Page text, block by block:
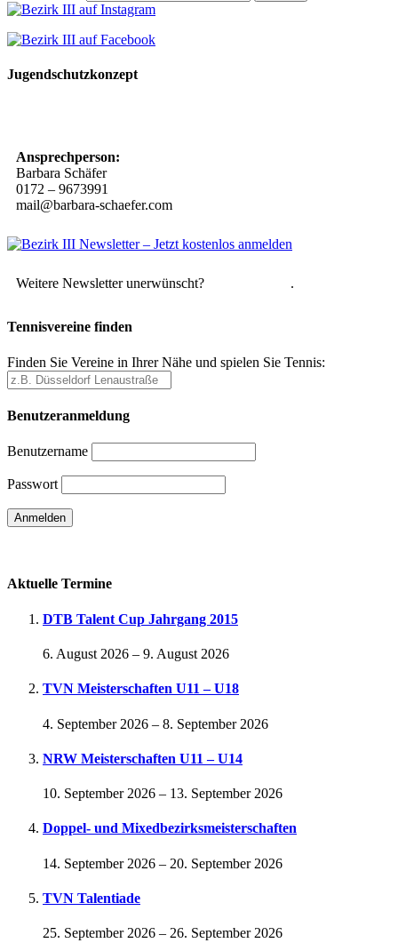
Jugendschutzkonzept
Ansprechperson:
Barbara Schäfer
0172 – 9673991
mail@barbara-schaefer.com
Weitere Newsletter unerwünscht? .
Tennisvereine finden
Finden Sie Vereine in Ihrer Nähe und spielen Sie Tennis:
Benutzeranmeldung
Benutzername
Passwort
Aktuelle Termine
DTB Talent Cup Jahrgang 2015
6. August 2026 – 9. August 2026
TVN Meisterschaften U11 – U18
4. September 2026 – 8. September 2026
NRW Meisterschaften U11 – U14
10. September 2026 – 13. September 2026
Doppel- und Mixedbezirksmeisterschaften
14. September 2026 – 20. September 2026
TVN Talentiade
25. September 2026 – 26. September 2026